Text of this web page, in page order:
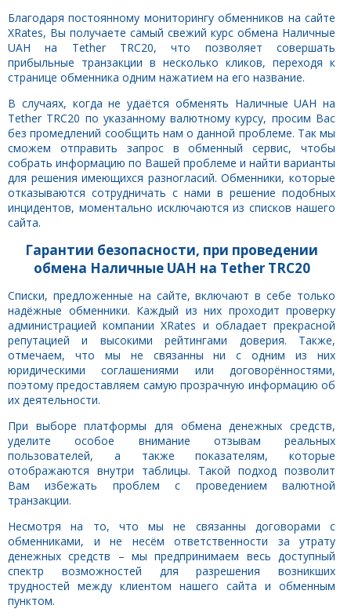
Благодаря постоянному мониторингу обменников на сайте
XRates, Вы получаете самый свежий курс обмена Наличные
UAH на Tether TRC20, что позволяет совершать
прибыльные транзакции в несколько кликов, переходя к
странице обменника одним нажатием на его название.
В случаях, когда не удаётся обменять Наличные UAH на
Tether TRC20 по указанному валютному курсу, просим Вас
без промедлений сообщить нам о данной проблеме. Так мы
сможем отправить запрос в обменный сервис, чтобы
собрать информацию по Вашей проблеме и найти варианты
для решения имеющихся разногласий. Обменники, которые
отказываются сотрудничать с нами в решение подобных
инцидентов, моментально исключаются из списков нашего
сайта.
Гарантии безопасности, при проведении
обмена Наличные UAH на Tether TRC20
Списки, предложенные на сайте, включают в себе только
надёжные обменники. Каждый из них проходит проверку
администрацией компании XRates и обладает прекрасной
репутацией и высокими рейтингами доверия. Также,
отмечаем, что мы не связанны ни с одним из них
юридическими соглашениями или договорённостями,
поэтому предоставляем самую прозрачную информацию об
их деятельности.
При выборе платформы для обмена денежных средств,
уделите особое внимание отзывам реальных
пользователей, а также показателям, которые
отображаются внутри таблицы. Такой подход позволит
Вам избежать проблем с проведением валютной
транзакции.
Несмотря на то, что мы не связанны договорами с
обменниками, и не несём ответственности за утрату
денежных средств – мы предпринимаем весь доступный
спектр возможностей для разрешения возникших
трудностей между клиентом нашего сайта и обменным
пунктом.